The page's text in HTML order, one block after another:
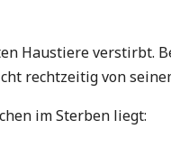
Haustiere verstirbt.
rechtzeitig von
im Sterben liegt: